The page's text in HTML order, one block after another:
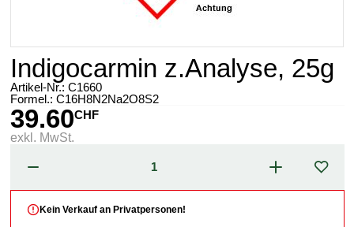
Indigocarmin z.Analyse, 25g
Artikel-Nr.: C1660
Formel.: C16H8N2Na2O8S2
39.60CHF
exkl. MwSt.
Kein Verkauf an Privatpersonen!